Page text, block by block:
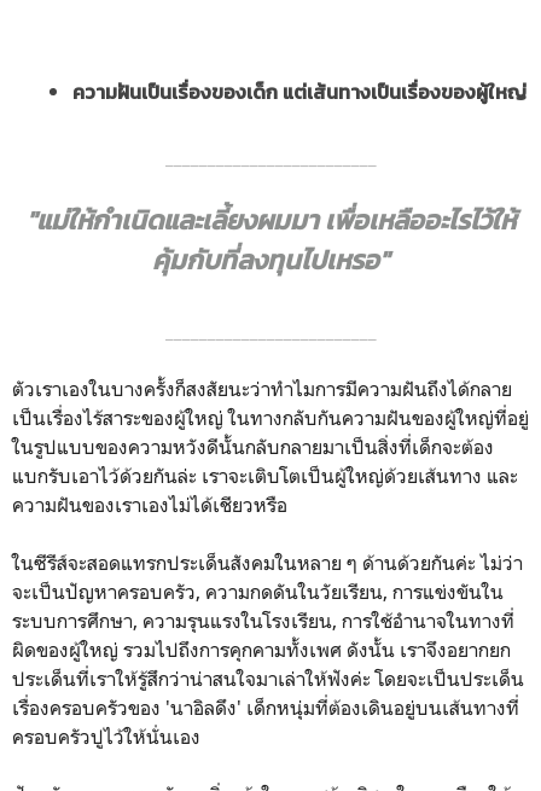
ความฝันเป็นเรื่องของเด็ก แต่เส้นทางเป็นเรื่องของผู้ใหญ่
"แม่ให้กำเนิดและเลี้ยงผมมา เพื่อเหลืออะไรไว้ให้
คุ้มกับที่ลงทุนไปเหรอ"
ตัวเราเองในบางครั้งก็สงสัยนะว่าทำไมการมีความฝันถึงได้กลาย
เป็นเรื่องไร้สาระของผู้ใหญ่ ในทางกลับกันความฝันของผู้ใหญ่ที่อยู่
ในรูปแบบของความหวังดีนั้นกลับกลายมาเป็นสิ่งที่เด็กจะต้อง
แบกรับเอาไว้ด้วยกันล่ะ เราจะเติบโตเป็นผู้ใหญ่ด้วยเส้นทาง และ
ความฝันของเราเองไม่ได้เชียวหรือ
ในซีรีส์จะสอดแทรกประเด็นสังคมในหลาย ๆ ด้านด้วยกันค่ะ ไม่ว่า
จะเป็นปัญหาครอบครัว, ความกดดันในวัยเรียน, การแข่งขันใน
ระบบการศึกษา, ความรุนแรงในโรงเรียน, การใช้อำนาจในทางที่
ผิดของผู้ใหญ่ รวมไปถึงการคุกคามทั้งเพศ ดังนั้น เราจึงอยากยก
ประเด็นที่เราให้รู้สึกว่าน่าสนใจมาเล่าให้ฟังค่ะ โดยจะเป็นประเด็น
เรื่องครอบครัวของ 'นาอิลดึง' เด็กหนุ่มที่ต้องเดินอยู่บนเส้นทางที่
ครอบครัวปูไว้ให้นั่นเอง